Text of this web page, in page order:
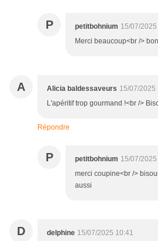
P petitbohnium 15/07/
Merci beaucoup<br />
A Alicia baldessaveurs 15/07/2025
L'apéritif trop gourmand !<br />
Répondre
P petitbohnium 15/07/
merci coupine<br />
aussi
D delphine 15/07/2025 10:41